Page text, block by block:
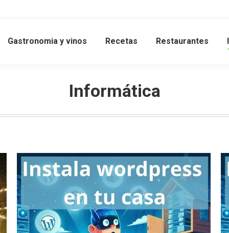
Gastronomia y vinos Recetas Restaurantes
Informática